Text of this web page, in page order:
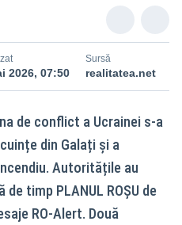
2026, 07:50
Sursă
realitatea.net
de conflict a Ucrainei s-a
din Galați și a
Autoritățile au
timp PLANUL ROȘU de
RO-Alert. Două